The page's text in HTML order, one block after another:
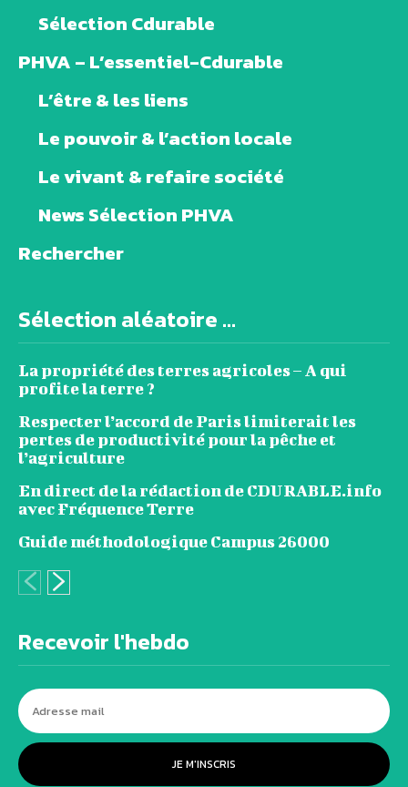
Sélection Cdurable
PHVA – L’essentiel-Cdurable
L’être & les liens
Le pouvoir & l’action locale
Le vivant & refaire société
News Sélection PHVA
Rechercher
Sélection aléatoire ...
La propriété des terres agricoles – A qui
profite la terre ?
Respecter l’accord de Paris limiterait les
pertes de productivité pour la pêche et
l’agriculture
En direct de la rédaction de CDURABLE.info
avec Fréquence Terre
Guide méthodologique Campus 26000
Recevoir l'hebdo
JE M'INSCRIS